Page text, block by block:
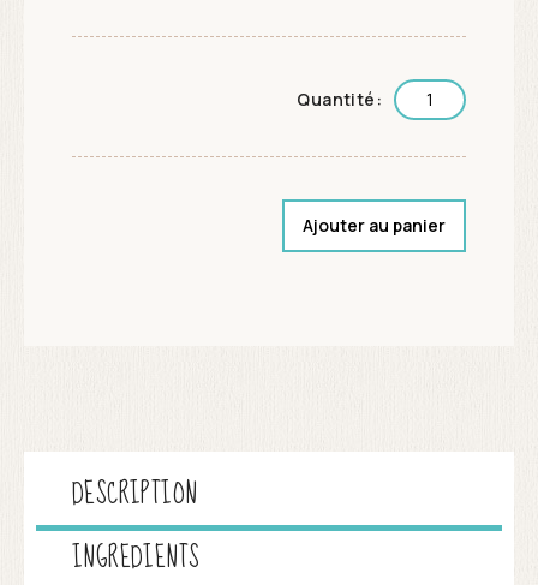
Quantité:
Ajouter au panier
DESCRIPTION
INGREDIENTS